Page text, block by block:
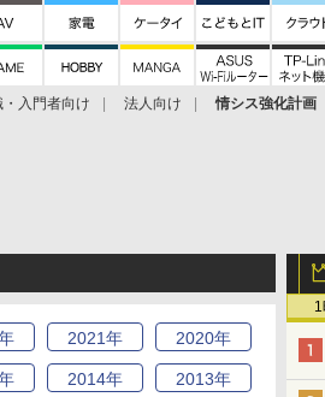
入門者向け 法人向け 情シス強化計画
2021年 2020年
2014年 2013年